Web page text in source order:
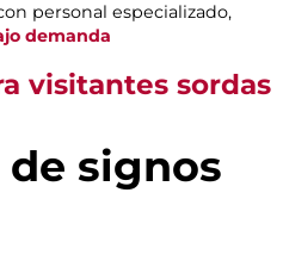
personal especializado,
demanda
visitantes sordas
signos